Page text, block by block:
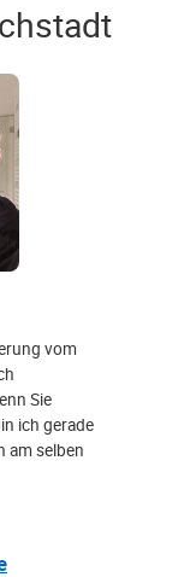
vom
Sie
ich gerade
am selben